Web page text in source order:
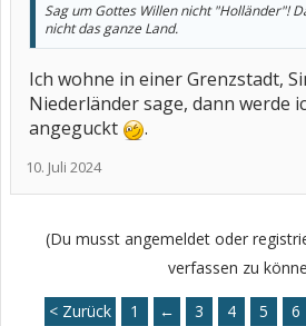
Sag um Gottes Willen nicht "Holländer"!
nicht das ganze Land.
Ich wohne in einer Grenzstadt,
Niederländer sage, dann werde
angeguckt
.
10. Juli 2024
(Du musst angemeldet oder
verfassen zu
< Zurück 1 ← 3 4 5 6